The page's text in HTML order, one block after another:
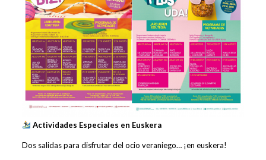
Actividades Especiales en Euskera
Dos salidas para disfrutar del ocio veraniego… ¡en euskera!